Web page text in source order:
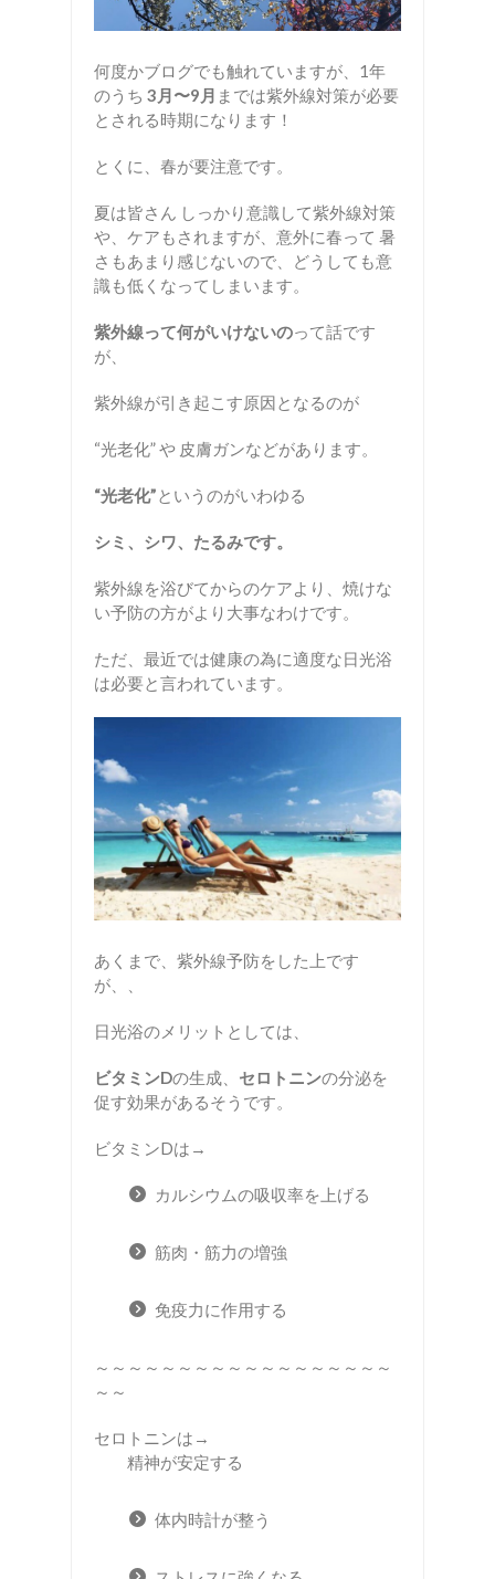
何度かブログでも触れていますが、1年
のうち 3月〜9月 までは紫外線対策が必要
とされる時期になります！
とくに、春が要注意です。
夏は皆さん しっかり意識して紫外線対策
や、ケアもされますが、意外に春って 暑
さもあまり感じないので、どうしても意
識も低くなってしまいます。
紫外線って何がいけないのって話です
が、
紫外線が引き起こす原因となるのが
“光老化” や 皮膚ガンなどがあります。
“光老化”というのがいわゆる
シミ、シワ、たるみです。
紫外線を浴びてからのケアより、焼けな
い予防の方がより大事なわけです。
ただ、最近では健康の為に適度な日光浴
は必要と言われています。
あくまで、紫外線予防をした上です
が、、
日光浴のメリットとしては、
ビタミンDの生成、 セロトニンの分泌を
促す効果があるそうです。
ビタミンDは→
カルシウムの吸収率を上げる
筋肉・筋力の増強
免疫力に作用する
～～～～～～～～～～～～～～～～～～
～～
セロトニンは→
精神が安定する
体内時計が整う